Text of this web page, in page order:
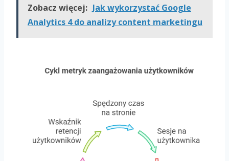
Zobacz więcej: Jak wykorzystać Google
Analytics 4 do analizy content marketingu